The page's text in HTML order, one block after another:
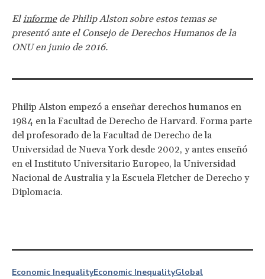
Elinformede Philip Alston sobre estos temas se
presentó ante el Consejo de Derechos Humanos de la
ONU en junio de 2016.
Philip Alston empezó a enseñar derechos humanos en
1984 en la Facultad de Derecho de Harvard. Forma parte
del profesorado de la Facultad de Derecho de la
Universidad de Nueva York desde 2002, y antes enseñó
en el Instituto Universitario Europeo, la Universidad
Nacional de Australia y la Escuela Fletcher de Derecho y
Diplomacia.
Economic InequalityEconomic InequalityGlobal